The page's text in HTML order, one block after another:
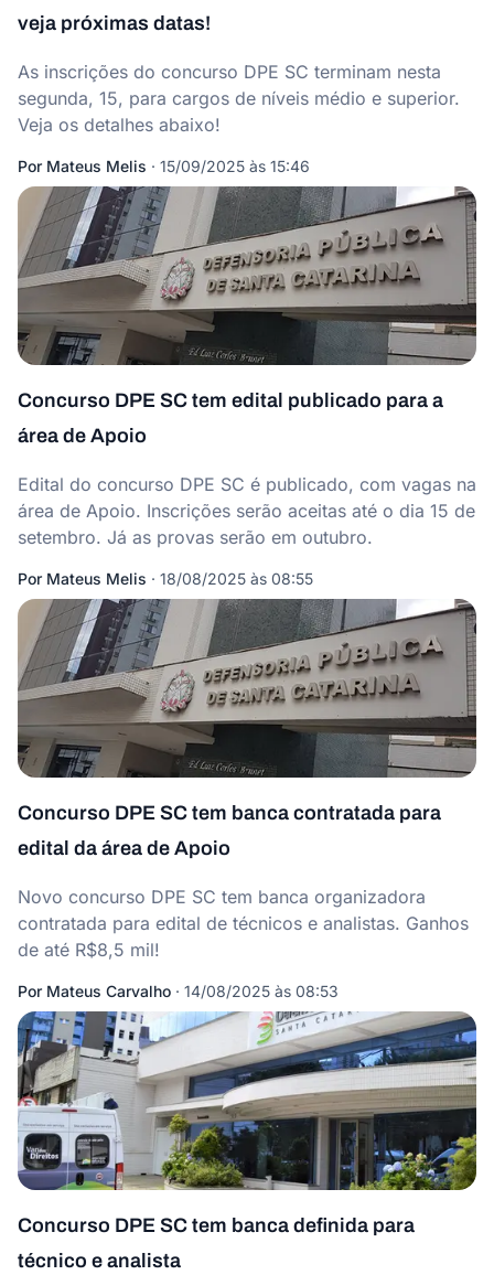
veja próximas datas!
As inscrições do concurso DPE SC terminam nesta
segunda, 15, para cargos de níveis médio e superior.
Veja os detalhes abaixo!
Por Mateus Melis · 15/09/2025 às 15:46
Concurso DPE SC tem edital publicado para a
área de Apoio
Edital do concurso DPE SC é publicado, com vagas na
área de Apoio. Inscrições serão aceitas até o dia 15 de
setembro. Já as provas serão em outubro.
Por Mateus Melis · 18/08/2025 às 08:55
Concurso DPE SC tem banca contratada para
edital da área de Apoio
Novo concurso DPE SC tem banca organizadora
contratada para edital de técnicos e analistas. Ganhos
de até R$8,5 mil!
Por Mateus Carvalho · 14/08/2025 às 08:53
Concurso DPE SC tem banca definida para
técnico e analista